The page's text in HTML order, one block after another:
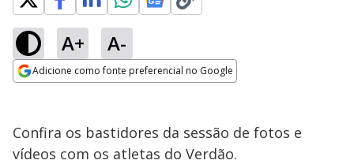
A+ A-
Adicione como fonte preferencial no Google
Confira os bastidores da sessão de fotos e
vídeos com os atletas do Verdão.